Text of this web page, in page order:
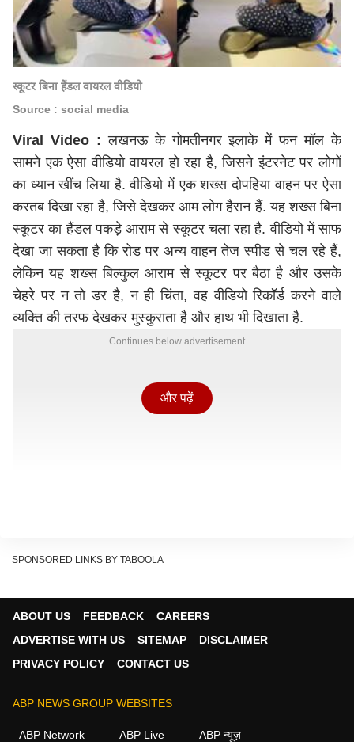
स्कूटर बिना हैंडल वायरल वीडियो
Source : social media
Viral Video :लखनऊ के गोमतीनगर इलाके में फन मॉल के
सामने एक ऐसा वीडियो वायरल हो रहा है, जिसने इंटरनेट पर लोगों
का ध्यान खींच लिया है. वीडियो में एक शख्स दोपहिया वाहन पर ऐसा
करतब दिखा रहा है, जिसे देखकर आम लोग हैरान हैं. यह शख्स बिना
स्कूटर का हैंडल पकड़े आराम से स्कूटर चला रहा है. वीडियो में साफ
देखा जा सकता है कि रोड पर अन्य वाहन तेज स्पीड से चल रहे हैं,
लेकिन यह शख्स बिल्कुल आराम से स्कूटर पर बैठा है और उसके
चेहरे पर न तो डर है, न ही चिंता, वह वीडियो रिकॉर्ड करने वाले
व्यक्ति की तरफ देखकर मुस्कुराता है और हाथ भी दिखाता है.
Continues below advertisement
क्या है वायरल वीडियो में?
और पढ़ें
SPONSORED LINKS BY TABOOLA
ABOUT US FEEDBACK
CAREERS
ADVERTISE WITH US
SITEMAP
DISCLAIMER
PRIVACY POLICY
CONTACT US
ABP NEWS GROUP WEBSITES
ABP Network ABP Live ABP न्यूज़